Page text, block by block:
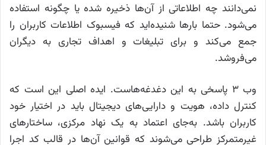
نمی‌دانند چه اطلاعاتی از آن‌ها ذخیره شده یا چگونه استفاده
می‌شود. حتما بارها شنیده‌اید که فیسبوک اطلاعات کاربران را
جمع می‌کند و برای تبلیغات و اهداف تجاری به دیگران
می‌فروشد.
وب ۳ پاسخی به این دغدغه‌هاست. ایده اصلی این است که
کنترل داده، هویت و دارایی‌های دیجیتال باید در اختیار خود
کاربران باشد. به‌جای اعتماد به یک نهاد مرکزی، ساختارهای
غیرمتمرکز طراحی می‌شوند که قوانین آن‌ها در قالب کد اجرا